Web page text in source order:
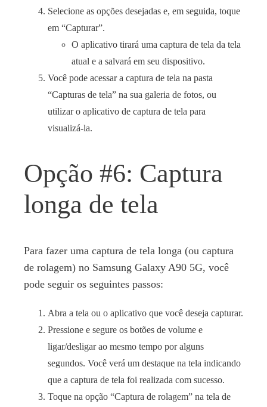
Selecione as opções desejadas e, em seguida, toque
em “Capturar”.
O aplicativo tirará uma captura de tela da tela
atual e a salvará em seu dispositivo.
Você pode acessar a captura de tela na pasta
“Capturas de tela” na sua galeria de fotos, ou
utilizar o aplicativo de captura de tela para
visualizá-la.
Opção #6: Captura
longa de tela
Para fazer uma captura de tela longa (ou captura
de rolagem) no Samsung Galaxy A90 5G, você
pode seguir os seguintes passos:
Abra a tela ou o aplicativo que você deseja capturar.
Pressione e segure os botões de volume e
ligar/desligar ao mesmo tempo por alguns
segundos. Você verá um destaque na tela indicando
que a captura de tela foi realizada com sucesso.
Toque na opção “Captura de rolagem” na tela de